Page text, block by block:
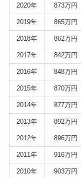
2020年 873万円
2019年 865万円
2018年 862万円
2017年 842万円
2016年 848万円
2015年 870万円
2014年 877万円
2013年 892万円
2012年 896万円
2011年 916万円
2010年 903万円